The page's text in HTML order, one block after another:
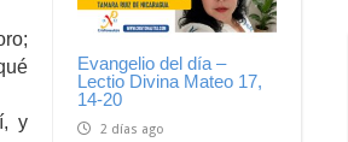
Evangelio del día –
Lectio Divina Mateo 17,
14-20
2 días ago
y